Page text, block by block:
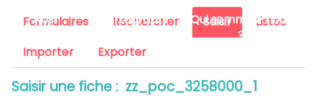
Nos
Cartographi
Qui sommes-nous
?
Formulaires Rechercher Saisir
Listes
Importer
Exporter
Saisir une fiche : zz_poc_3258000_1